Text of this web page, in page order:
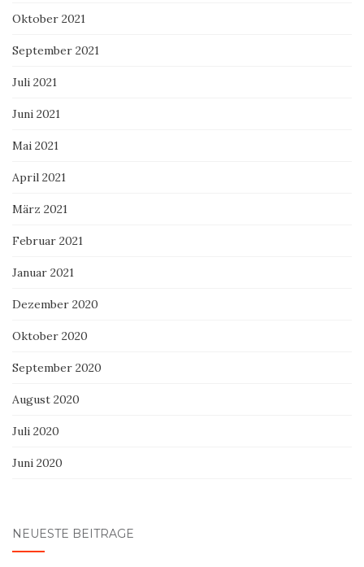
Oktober 2021
September 2021
Juli 2021
Juni 2021
Mai 2021
April 2021
März 2021
Februar 2021
Januar 2021
Dezember 2020
Oktober 2020
September 2020
August 2020
Juli 2020
Juni 2020
NEUESTE BEITRÄGE